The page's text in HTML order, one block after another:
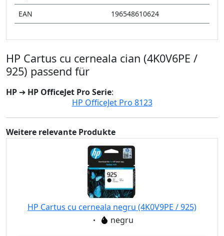
EAN
196548610624
HP Cartus cu cerneala cian (4K0V6PE /
925) passend für
HP ➔ HP OfficeJet Pro Serie:
HP OfficeJet Pro 8123
Weitere relevante Produkte
HP Cartus cu cerneala negru (4K0V9PE / 925)
Eigenschaft:
negru